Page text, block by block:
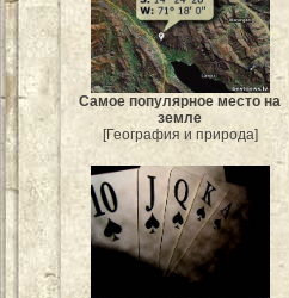
Самое популярное место на
земле
[География и природа]